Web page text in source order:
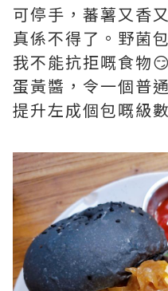
可停手，蕃薯又香
真係不得了。野菌
我不能抗拒嘅食物
蛋黃醬，令一個普
提升左成個包嘅級